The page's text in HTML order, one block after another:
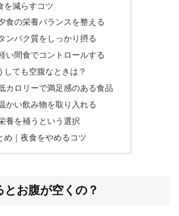
を減らすコツ
食の栄養バランスを整える
ンパク質をしっかり摂る
い間食でコントロールする
しても空腹なときは？
カロリーで満足感のある食品
かい飲み物を取り入れる
養を補うという選択
め｜夜食をやめるコツ
お腹が空くの？